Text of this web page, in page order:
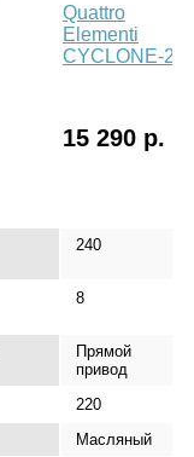
Quattro
Elementi
CYCLONE-24
15 290 р.
240
8
Прямой
привод
220
Масляный